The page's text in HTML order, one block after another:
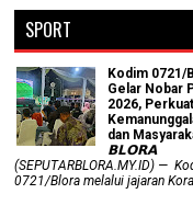
SPORT
Kodim 0721/
Gelar Nobar
2026, Perkuat
dan
𝗕𝗟𝗢𝗥𝗔
(SEPUTARBLORA.MY.ID) —
0721/Blora melalui jajaran